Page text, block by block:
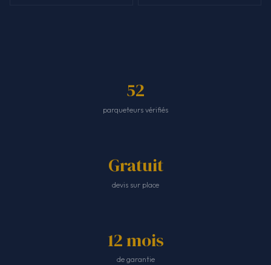
52
parqueteurs vérifiés
Gratuit
devis sur place
12 mois
de garantie